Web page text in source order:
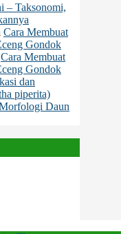
– Taksonomi,
Cara Membuat
Gondok
Cara Membuat
Gondok
dan
piperita)
Daun